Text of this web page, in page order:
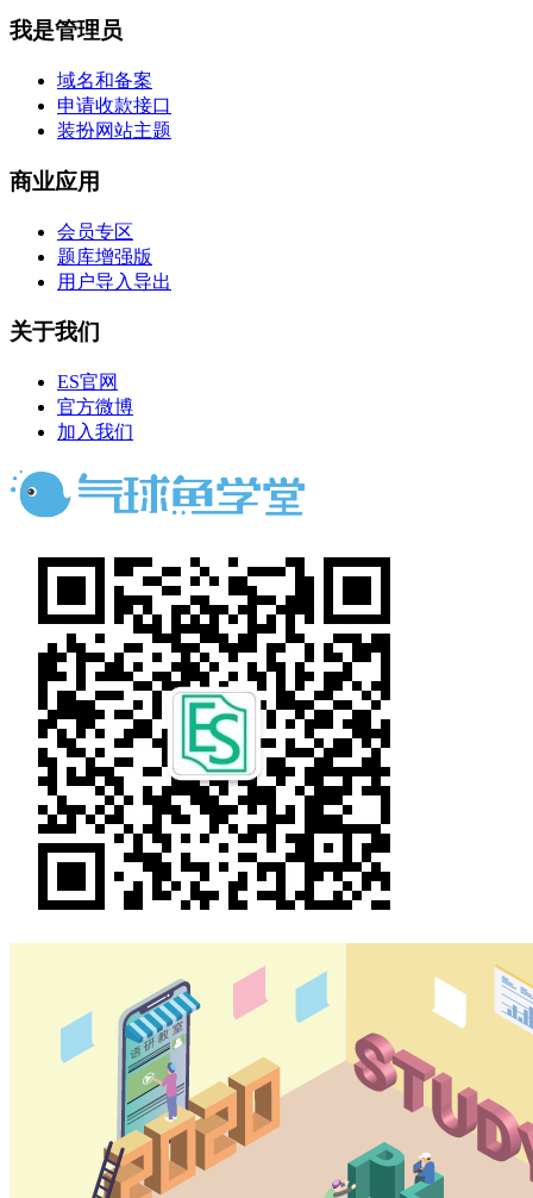
我是管理员
域名和备案
申请收款接口
装扮网站主题
商业应用
会员专区
题库增强版
用户导入导出
关于我们
ES官网
官方微博
加入我们